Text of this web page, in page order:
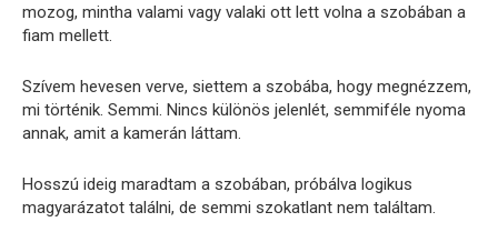
mozog, mintha valami vagy valaki ott lett volna a szobában a
fiam mellett.
Szívem hevesen verve, siettem a szobába, hogy megnézzem,
mi történik. Semmi. Nincs különös jelenlét, semmiféle nyoma
annak, amit a kamerán láttam.
Hosszú ideig maradtam a szobában, próbálva logikus
magyarázatot találni, de semmi szokatlant nem találtam.